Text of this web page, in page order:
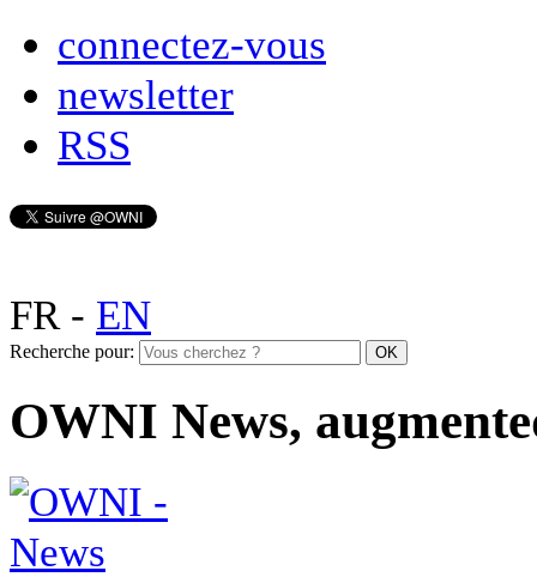
connectez-vous
newsletter
RSS
FR- EN
Recherche pour:
OWNI News,